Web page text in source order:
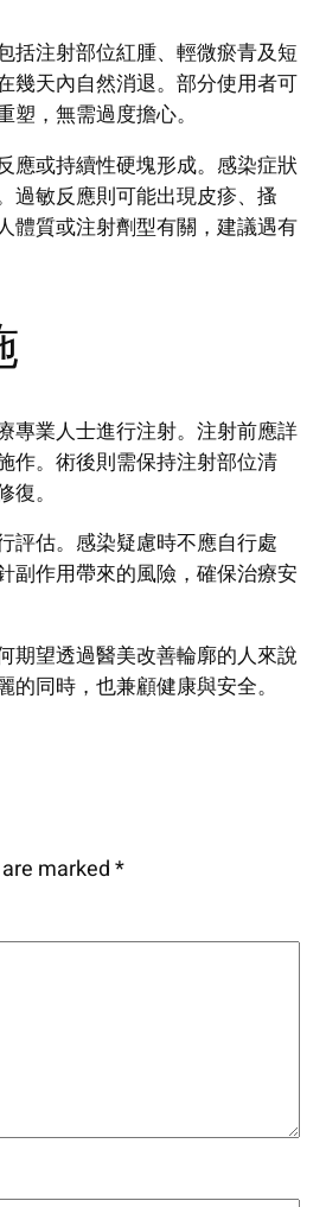
括注射部位紅腫、輕微瘀青及短
幾天內自然消退。部分使用者可
，無需過度擔心。
應或持續性硬塊形成。感染症狀
過敏反應則可能出現皮疹、搔
體質或注射劑型有關，建議遇有
專業人士進行注射。注射前應詳
作。術後則需保持注射部位清
。
評估。感染疑慮時不應自行處
副作用帶來的風險，確保治療安
期望透過醫美改善輪廓的人來說
同時，也兼顧健康與安全。
marked*